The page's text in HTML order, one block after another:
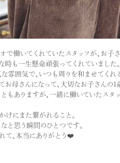
で働いてくれていたスタッフが、お子
時も一生懸命頑張ってくれていました。
雰囲気で、いつも周りを和ませてくれ
お母さんになって、大切なお子さんの
もありますが、一緒に働いていたス
けにまた繋がれること。
と思う瞬間のひとつです。
て、本当にありがとう❤️